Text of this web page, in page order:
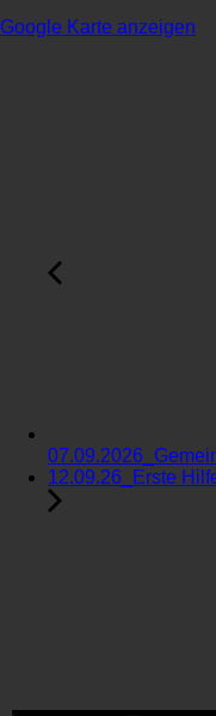
Google Karte anzeigen
12.09.26_Erste